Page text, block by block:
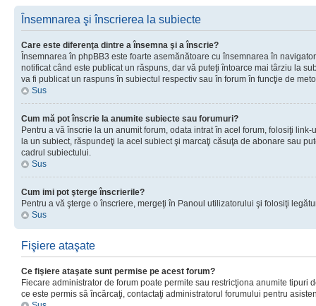
Însemnarea şi înscrierea la subiecte
Care este diferenţa dintre a însemna şi a înscrie?
Însemnarea în phpBB3 este foarte asemănătoare cu însemnarea în
notificat când este publicat un răspuns, dar vă puteţi întoarce mai târziu la
va fi publicat un raspuns în subiectul respectiv sau în forum în funcţie de
Sus
Cum mă pot înscrie la anumite subiecte sau forumuri?
Pentru a vă înscrie la un anumit forum, odata intrat în acel forum, folosiţi
la un subiect, răspundeţi la acel subiect şi marcaţi căsuţa de abonare sau
cadrul subiectului.
Sus
Cum imi pot şterge înscrierile?
Pentru a vă şterge o înscriere, mergeţi în Panoul utilizatorului şi folosiţi
Sus
Fişiere ataşate
Ce fişiere ataşate sunt permise pe acest forum?
Fiecare administrator de forum poate permite sau restricţiona anumite tipuri
ce este permis sâ încărcaţi, contactaţi administratorul forumului pentru